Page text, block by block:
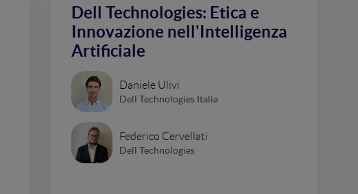
Dell Technologies: Etica e
Innovazione nell'Intelligenza
Artificiale
Daniele Ulivi
Dell Technologies Italia
Federico Cervellati
Dell Technologies